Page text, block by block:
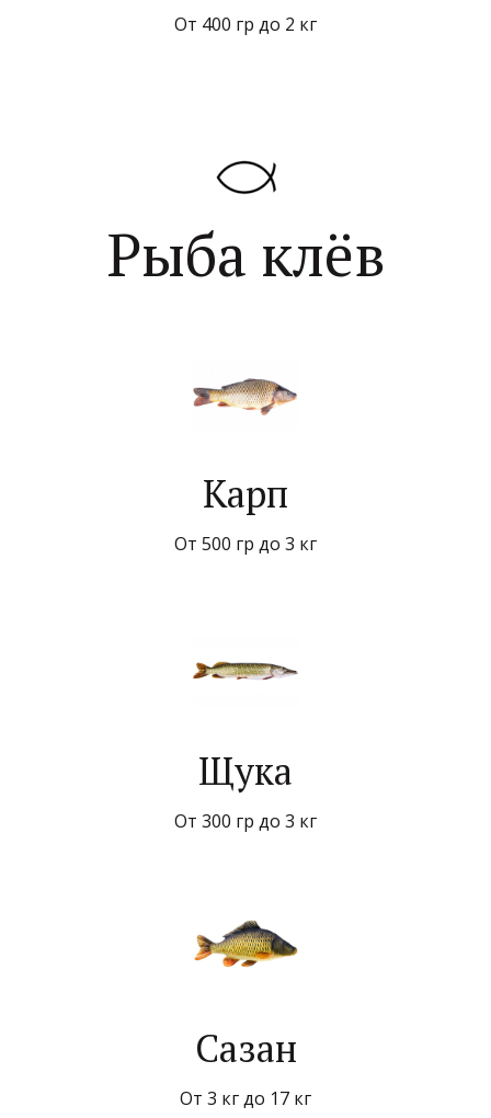
От 400 гр до 2 кг
Рыба клёв
Карп
От 500 гр до 3 кг
Щука
От 300 гр до 3 кг
Сазан
От 3 кг до 17 кг